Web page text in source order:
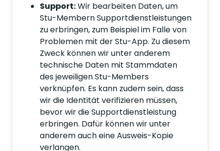
Support:Wir bearbeiten Daten, um
Stu-Membern Supportdienstleistungen
zu erbringen, zum Beispiel im Falle von
Problemen mit der Stu-App. Zu diesem
Zweck können wir unter anderem
technische Daten mit Stammdaten
des jeweiligen Stu-Members
verknüpfen. Es kann zudem sein, dass
wir die Identität verifizieren müssen,
bevor wir die Supportdienstleistung
erbringen. Dafür können wir unter
anderem auch eine Ausweis-Kopie
verlangen.